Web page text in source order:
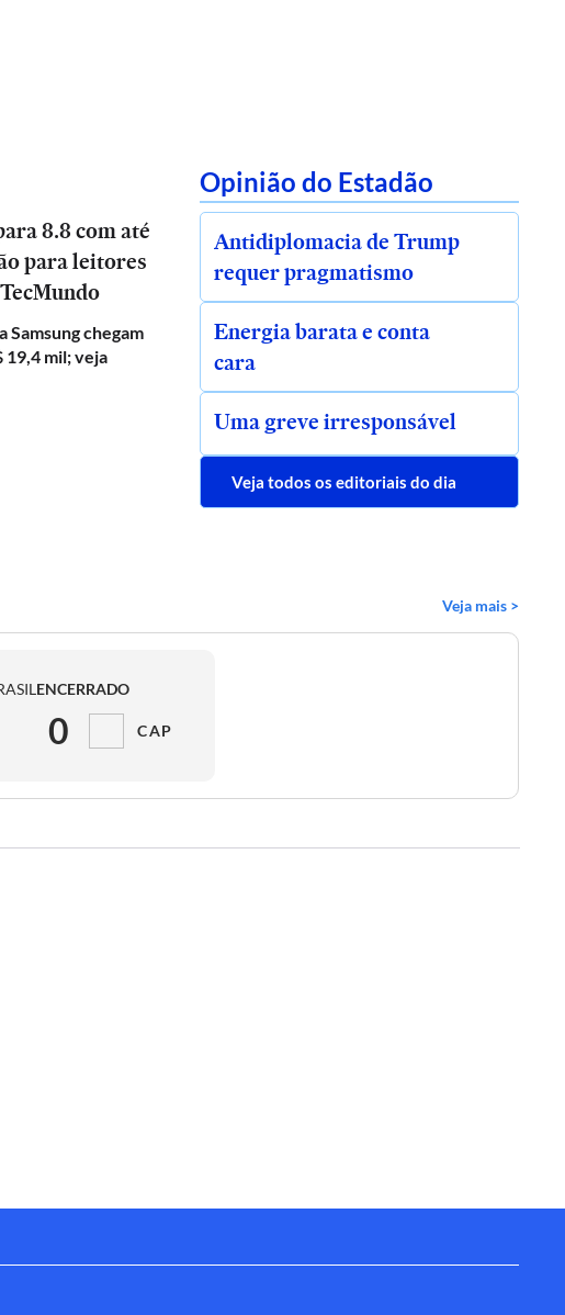
8.8 com até
para leitores
Samsung chegam
19,4 mil; veja
Opinião do Estadão
Antidiplomacia de Trump
requer pragmatismo
Energia barata e conta
cara
Uma greve irresponsável
Veja todos os editoriais do dia
Veja mais >
ENCERRADO
0 CAP